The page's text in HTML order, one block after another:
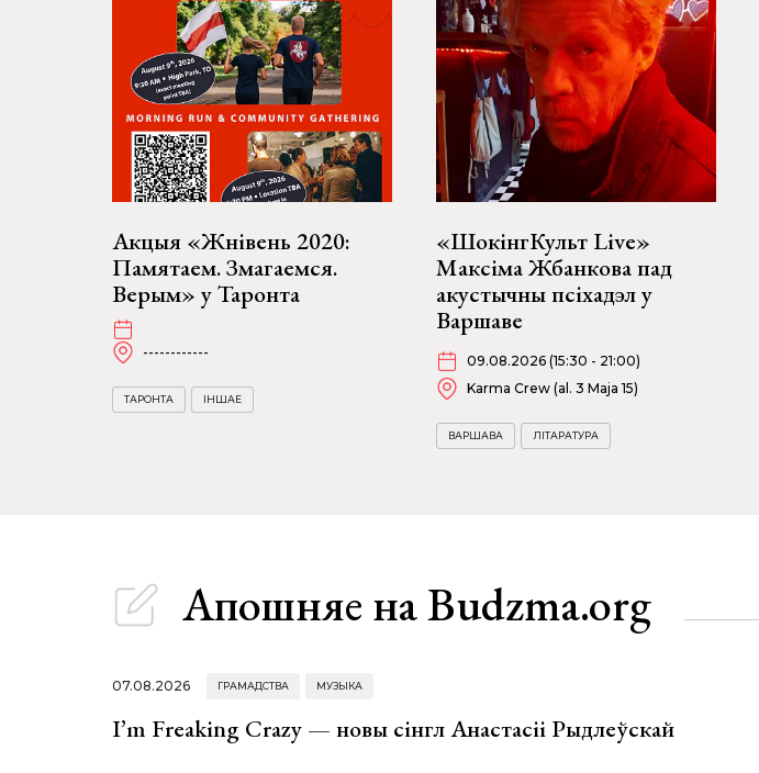
Акцыя «Жнівень 2020:
Памятаем. Змагаемся.
Верым» у Таронта
------------
ТАРОНТА ІНШАЕ
«ШокінгКульт Live»
Максіма Жбанкова пад
акустычны псіхадэл у
Варшаве
09.08.2026 (15:30 - 21:00)
Karma Crew (al. 3 Maja 15)
ВАРШАВА ЛІТАРАТУРА
Апошняе на Budzma.org
07.08.2026 ГРАМАДСТВА МУЗЫКА
I’m Freaking Crazy — новы сінгл Анастасіі Рыдлеўскай